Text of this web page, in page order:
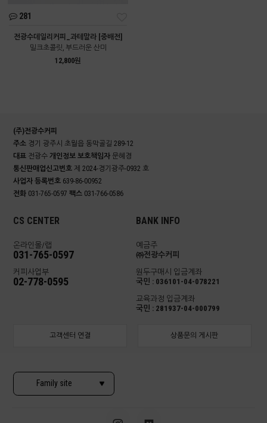
281
전광수데일리커피_과테말라 [중배전]
밀크초콜릿, 부드러운 산미
12,800원
(주)전광수커피
주소 경기 광주시 초월읍 동막골길 289-12
대표 전광수개인정보 보호책임자 문혜경
통신판매업신고번호 제 2024-경기광주-0932 호
사업자 등록번호 639-86-00952
전화 031-765-0597팩스 031-766-0586
CS CENTER
온라인몰/랩
031-765-0597
커피사업부
02-778-0595
BANK INFO
예금주
㈜전광수커피
원두구매시 입금계좌
국민 : 036101-04-078221
교육과정 입금계좌
국민 : 281937-04-000799
고객센터 연결 상품문의 게시판
Family site